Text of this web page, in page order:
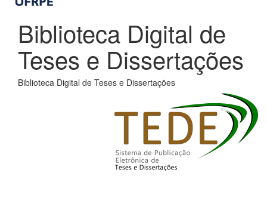
Biblioteca Digital de
Teses e Dissertações
Biblioteca Digital de Teses e Dissertações